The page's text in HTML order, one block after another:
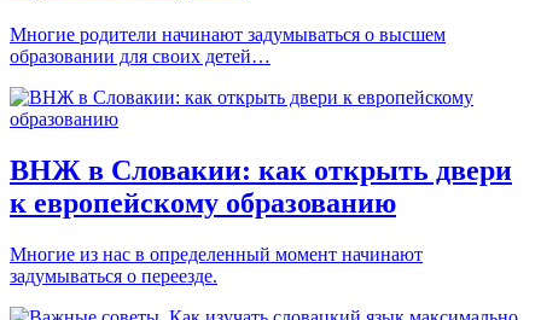
Многие родители начинают задумываться о высшем
образовании для своих детей…
ВНЖ в Словакии: как открыть двери
к европейскому образованию
Многие из нас в определенный момент начинают
задумываться о переезде.